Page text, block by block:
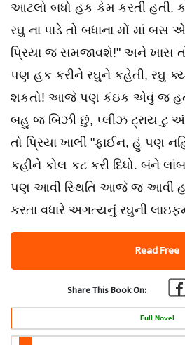
આટલો બધો હક કેમ કરતી હતી.
રઘુ ના પાડે તો બધાના મોં માં
પ્રિયા જ સમજાવશે!" અને ખાસ
પણ હક કરીને રઘુને કહેતી, રઘુ
શકતો! આજે પણ કંઇક એવું જ હતું.
બહુ જ બિઝી છું, પ્લીઝ ટ્રાય ટુ
તો પ્રિયા ખાલી "ફાઈન, હું પણ
કહીને કોલ કટ કરી દિધો. બંને
પણ આવી સ્થિતિ આજે જ આવી
કરતા વધારે અગત્યનું રઘુની
Read Free
Share This Book On:
Full Novel